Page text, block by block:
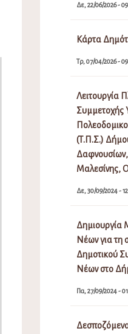
Δε, 22/06/2026 -
Κάρτα
Τρ, 07/04/2026 -
Λειτουργία
Συμμετοχής
(Τ.Π.Σ.)
Μαλεσίνης,
Δε, 30/09/2024 -
Δημιουργία
Νέων για τη
Δημοτικού
Νέων στο
Πα, 27/09/2024 -